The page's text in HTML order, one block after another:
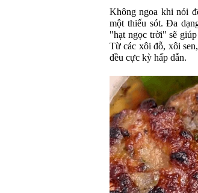
Không ngoa khi nói
một thiếu sót. Đa
"hạt ngọc trời" sẽ
Từ các xôi đỗ, xôi
đều cực kỳ hấp dẫn.